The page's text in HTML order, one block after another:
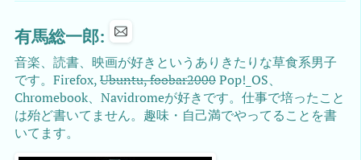
有馬総一郎:
音楽、読書、映画が好きというありきたりな草食系男子
です。Firefox,Ubuntu, foobar2000Pop!_OS、
Chromebook、Navidromeが好きです。仕事で培ったこと
は殆ど書いてません。趣味・自己満でやってることを書
いてます。